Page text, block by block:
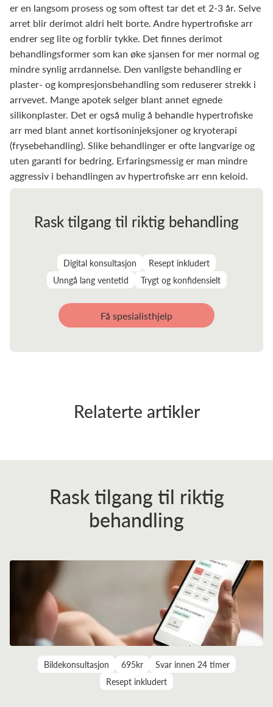
er en langsom prosess og som oftest tar det et 2-3 år. Selve
arret blir derimot aldri helt borte. Andre hypertrofiske arr
endrer seg lite og forblir tykke. Det finnes derimot
behandlingsformer som kan øke sjansen for mer normal og
mindre synlig arrdannelse. Den vanligste behandling er
plaster- og kompresjonsbehandling som reduserer strekk i
arrvevet. Mange apotek selger blant annet egnede
silikonplaster. Det er også mulig å behandle hypertrofiske
arr med blant annet kortisoninjeksjoner og kryoterapi
(frysebehandling). Slike behandlinger er ofte langvarige og
uten garanti for bedring. Erfaringsmessig er man mindre
aggressiv i behandlingen av hypertrofiske arr enn keloid.
Rask tilgang til riktig behandling
Digital konsultasjon
Resept inkludert
Unngå lang ventetid
Trygt og konfidensielt
Få spesialisthjelp
Relaterte artikler
Rask tilgang til riktig
behandling
Bildekonsultasjon 695kr
Svar innen 24 timer
Resept inkludert